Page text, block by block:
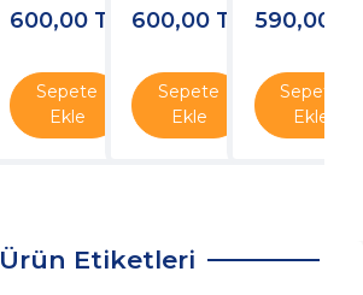
600,00 TL
Sepete
Ekle
600,00 TL
Sepete
Ekle
590,00
Sepete
Ekle
Ürün Etiketleri